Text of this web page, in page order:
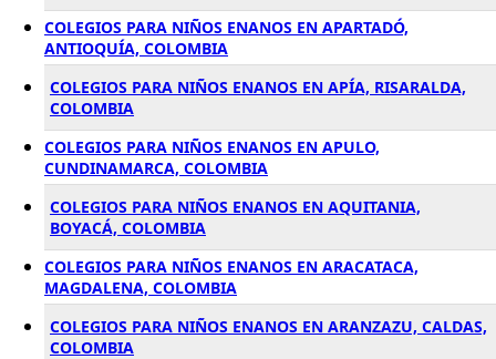
COLEGIOS PARA NIÑOS ENANOS EN APARTADÓ,
ANTIOQUÍA, COLOMBIA
COLEGIOS PARA NIÑOS ENANOS EN APÍA, RISARALDA,
COLOMBIA
COLEGIOS PARA NIÑOS ENANOS EN APULO,
CUNDINAMARCA, COLOMBIA
COLEGIOS PARA NIÑOS ENANOS EN AQUITANIA,
BOYACÁ, COLOMBIA
COLEGIOS PARA NIÑOS ENANOS EN ARACATACA,
MAGDALENA, COLOMBIA
COLEGIOS PARA NIÑOS ENANOS EN ARANZAZU, CALDAS,
COLOMBIA